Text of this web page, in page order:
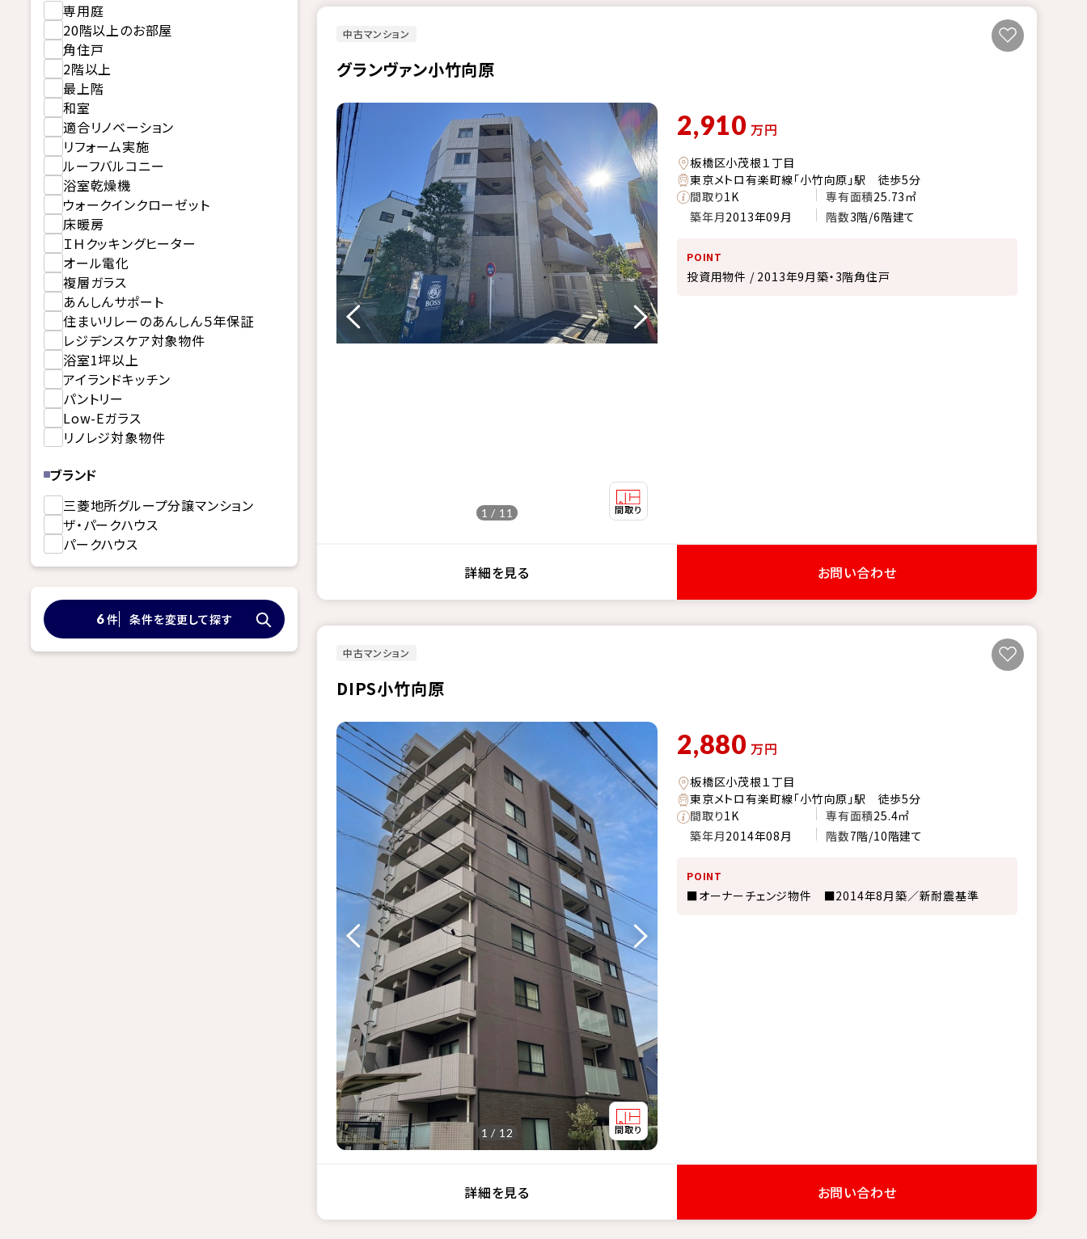
専用庭
20階以上のお部屋
角住戸
2階以上
最上階
和室
適合リノベーション
リフォーム実施
ルーフバルコニー
浴室乾燥機
ウォークインクローゼット
床暖房
ＩＨクッキングヒーター
オール電化
複層ガラス
あんしんサポート
住まいリレーのあんしん５年保証
レジデンスケア対象物件
浴室1坪以上
アイランドキッチン
パントリー
Low-Eガラス
リノレジ対象物件
ブランド
三菱地所グループ分譲マンション
ザ・パークハウス
パークハウス
6 件 条件を変更して探す
中古マンション
グランヴァン小竹向原
1 / 11
2,910 万円
板橋区小茂根１丁目
東京メトロ有楽町線「小竹向原」駅 徒歩5分
間取り1K 専有面積25.73㎡
築年月2013年09月 階数3階/6階建て
POINT
投資用物件 / 2013年9月築・3階角住戸
詳細を見る お問い合わせ
中古マンション
DIPS小竹向原
1 / 12
2,880 万円
板橋区小茂根１丁目
東京メトロ有楽町線「小竹向原」駅 徒歩5分
間取り1K 専有面積25.4㎡
築年月2014年08月 階数7階/10階建て
POINT
■オーナーチェンジ物件 ■2014年8月築／新耐震基準
詳細を見る お問い合わせ